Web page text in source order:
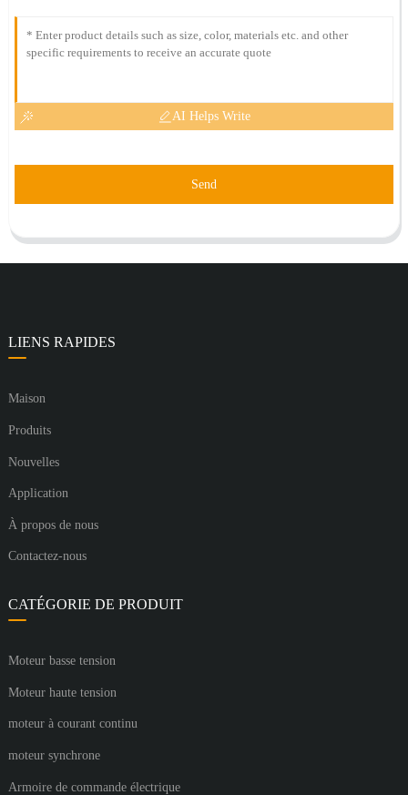
AI Helps Write
Send
LIENS RAPIDES
Maison
Produits
Nouvelles
Application
À propos de nous
Contactez-nous
CATÉGORIE DE PRODUIT
Moteur basse tension
Moteur haute tension
moteur à courant continu
moteur synchrone
Armoire de commande électrique